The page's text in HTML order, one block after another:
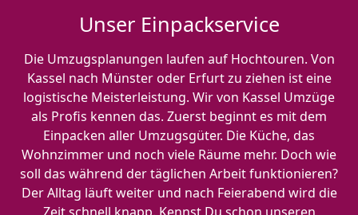
Unser Einpackservice
Die Umzugsplanungen laufen auf Hochtouren. Von
Kassel nach Münster oder Erfurt zu ziehen ist eine
logistische Meisterleistung. Wir von Kassel Umzüge
als Profis kennen das. Zuerst beginnt es mit dem
Einpacken aller Umzugsgüter. Die Küche, das
Wohnzimmer und noch viele Räume mehr. Doch wie
soll das während der täglichen Arbeit funktionieren?
Der Alltag läuft weiter und nach Feierabend wird die